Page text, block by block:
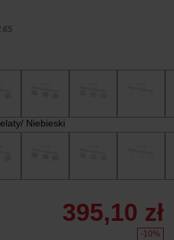
Niebieski
395,10 zł
-10%